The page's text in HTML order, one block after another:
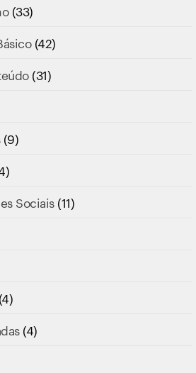
(33)
(42)
(31)
(9)
Sociais(11)
(4)
(4)